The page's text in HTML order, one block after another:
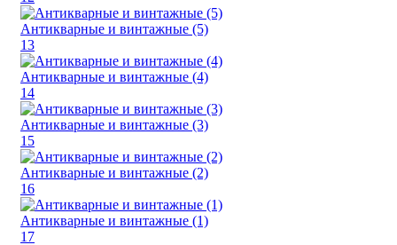
Антикварные и винтажные (5)
13
Антикварные и винтажные (4)
14
Антикварные и винтажные (3)
15
Антикварные и винтажные (2)
16
Антикварные и винтажные (1)
17